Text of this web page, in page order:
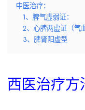
中医治疗：
1、脾气虚弱证：
2、心脾两虚证（气
3、脾肾阳虚型
西医治疗方